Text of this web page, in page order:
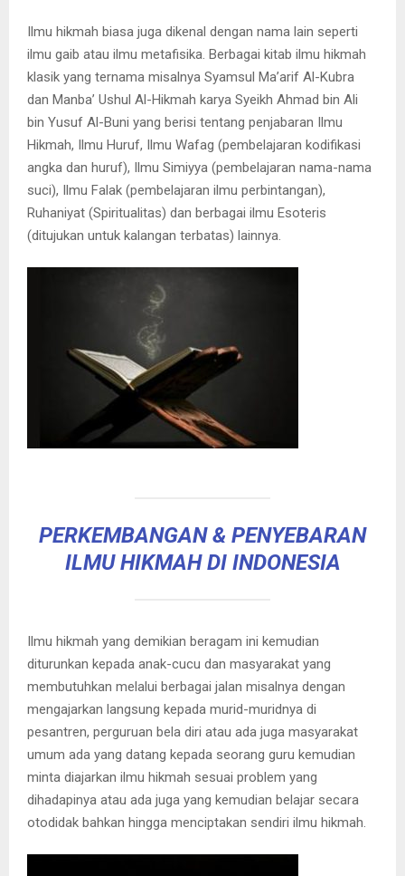
Ilmu hikmah biasa juga dikenal dengan nama lain seperti
ilmu gaib atau ilmu metafisika. Berbagai kitab ilmu hikmah
klasik yang ternama misalnya Syamsul Ma’arif Al-Kubra
dan Manba’ Ushul Al-Hikmah karya Syeikh Ahmad bin Ali
bin Yusuf Al-Buni yang berisi tentang penjabaran Ilmu
Hikmah, Ilmu Huruf, Ilmu Wafag (pembelajaran kodifikasi
angka dan huruf), Ilmu Simiyya (pembelajaran nama-nama
suci), Ilmu Falak (pembelajaran ilmu perbintangan),
Ruhaniyat (Spiritualitas) dan berbagai ilmu Esoteris
(ditujukan untuk kalangan terbatas) lainnya.
PERKEMBANGAN & PENYEBARAN
ILMU HIKMAH DI INDONESIA
Ilmu hikmah yang demikian beragam ini kemudian
diturunkan kepada anak-cucu dan masyarakat yang
membutuhkan melalui berbagai jalan misalnya dengan
mengajarkan langsung kepada murid-muridnya di
pesantren, perguruan bela diri atau ada juga masyarakat
umum ada yang datang kepada seorang guru kemudian
minta diajarkan ilmu hikmah sesuai problem yang
dihadapinya atau ada juga yang kemudian belajar secara
otodidak bahkan hingga menciptakan sendiri ilmu hikmah.